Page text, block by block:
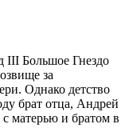
III Большое Гнездо
за
Однако детство
брат отца, Андрей
матерью и братом в